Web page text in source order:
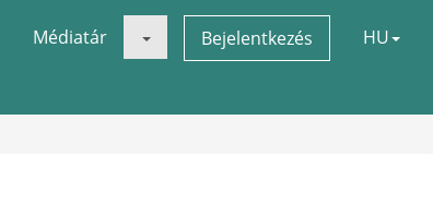
Médiatár Bejelentkezés HU